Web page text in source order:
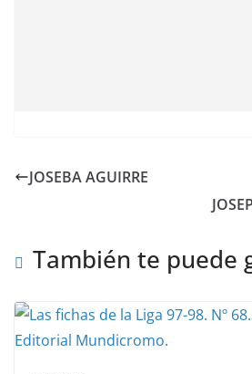
JOSEBA AGUIRRE
También te puede